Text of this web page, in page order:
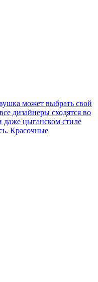
может выбрать свой
дизайнеры сходятся во
даже цыганском стиле
Красочные